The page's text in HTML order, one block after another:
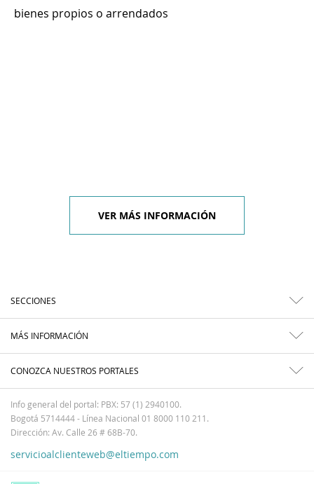
bienes propios o arrendados
VER MÁS INFORMACIÓN
SECCIONES
MÁS INFORMACIÓN
CONOZCA NUESTROS PORTALES
Info general del portal: PBX: 57 (1) 2940100.
Bogotá 5714444 - Línea Nacional 01 8000 110 211.
Dirección: Av. Calle 26 # 68B-70.
servicioalclienteweb@eltiempo.com